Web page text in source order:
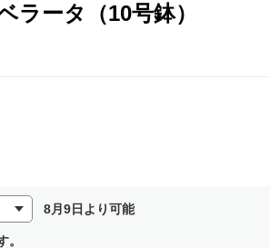
ラータ（10号鉢）
8月9日より可能
。